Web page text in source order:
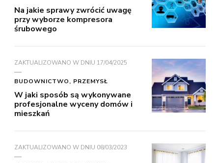
Na jakie sprawy zwrócić uwagę
przy wyborze kompresora
śrubowego
ZAKTUALIZOWANO W DNIU 17/04/2025
BUDOWNICTWO, PRZEMYSŁ
W jaki sposób są wykonywane
profesjonalne wyceny domów i
mieszkań
ZAKTUALIZOWANO W DNIU 08/03/2023